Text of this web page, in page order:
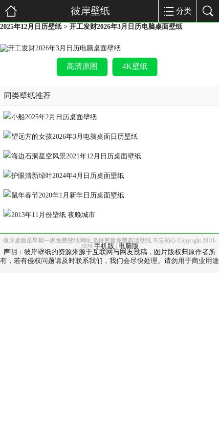
彼岸壁纸 分类
2025年12月日历壁纸 > 开工发财2026年3月日历电脑桌面壁纸
高清原图 4K壁纸
同类壁纸推荐
彼岸桌面是早期一家免费壁纸网站,坚持更新免费高清壁纸,不忘初心 Copyright 2010-
2026 手机版
电脑版
声明：彼岸壁纸的资源来源于互联网与网友投稿，图片版权归原作者所
有，若有侵权问题请及时联系我们，我们会尽快处理。请勿用于商业用途